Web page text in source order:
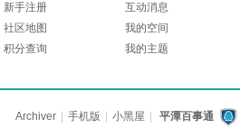
新手注册
社区地图
积分查询
互动消息
我的空间
我的主题
Archiver 手机版 小黑屋 平潭百事通